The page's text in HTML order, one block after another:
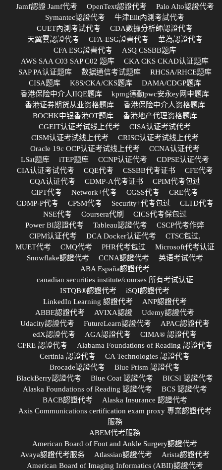
Jamf認證 Jamf代考
OpenText認證代考
Palo Alto認證代考
Symantec認證代考
牛津Ellt內測考試代考
CUET內測考試代考
CDA數據分析師認證代考
天翼雲認證代考
CFA-ESG證書代考
華為認證代考
CFA ESG證書代考
ASQ CSSBB题库
AWS SAA C03 SAP C02 题库
CKA CKS CKAD认证题库
SAP PA认证题库
数据通信考试题库
RHCSA/RHCE题库
CISA题库
K8S/CKA/CKS题库
DAMA/CDGP题库
香港保险中介人IIQE题库
kpmg德勤pwc安永ey网申题库
香港证券期货从业资格题库
香港保险中介人资格题库
BOCHK中银香港OT题库
香港地产代理资格题库
CGEIT认证考试线上代考
CISA认证考试代考
CISM认证考试线上代考
CRISC认证考试线上代考
Oracle 19c OCP认证考试线上代考
CCNA认证代考
LSat题库
iTEP题库 CCNP认证代考
CDPSE认证代考
CIA认证考试代考
CQE代考 CSSBB代考证书
CFE代考
CQA认证代考
CDMP-A代考证书
CPIM代考包过
CIPT代考
Network+代考 CGSS代考
CRE代考
CDMP-P代考
CPSM代考 Security+代考包过
CLTD代考
NSE代考
Coursera代刷
CICS代考保包过
Power BI認證代考
Tableau認證代考
CSCP代考作弊
CIPM认证代考
DCA Docker认证代考
CTSC包过,
MUET代考
CMQ代考 PHR代考包过
Microsoft代考认证
Snowflake認證代考
CCNA認證代考
英语考试代考
ABA España認證代考
canadian securities institute/courses 所有考试认证
ISTQB®認證代考
iSQI認證代考
LinkedIn Learning 認證代考
ANP認證代考
ABBE認證代考
AVIXA認證
Udemy認證代考
Udacity認證代考
FutureLearn認證代考
APAC認證代考
edX認證代考
AGA認證代考
CIMA® 認證代考
CFRE 認證代考
Alabama Foundations of Reading 認證代考
Certinia 認證代考
CA Technologies 認證代考
Brocade認證代考
Blue Prism 認證代考
BlackBerry認證代考
Blue Coat 認證代考
BICSI 認證代考
Alaska Foundations of Reading 認證代考
BCS 認證代考
BACB認證代考
Alaska Insurance 認證代考
Axis Communications certification exam proxy 專業認證代考
服務
ABEM代考服務
American Board of Foot and Ankle Surgery認證代考
Avaya認證代考服务
Atlassian認證代考
Arista認證代考
American Board of Imaging Informatics (ABII)認證代考